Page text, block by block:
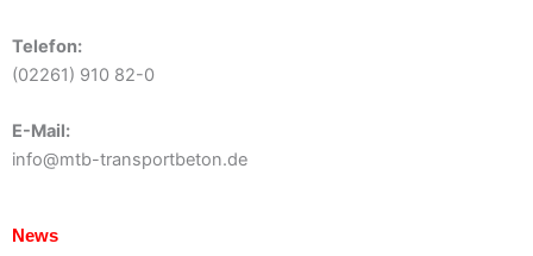
Telefon:
(02261) 910 82-0
E-Mail:
info@mtb-transportbeton.de
News